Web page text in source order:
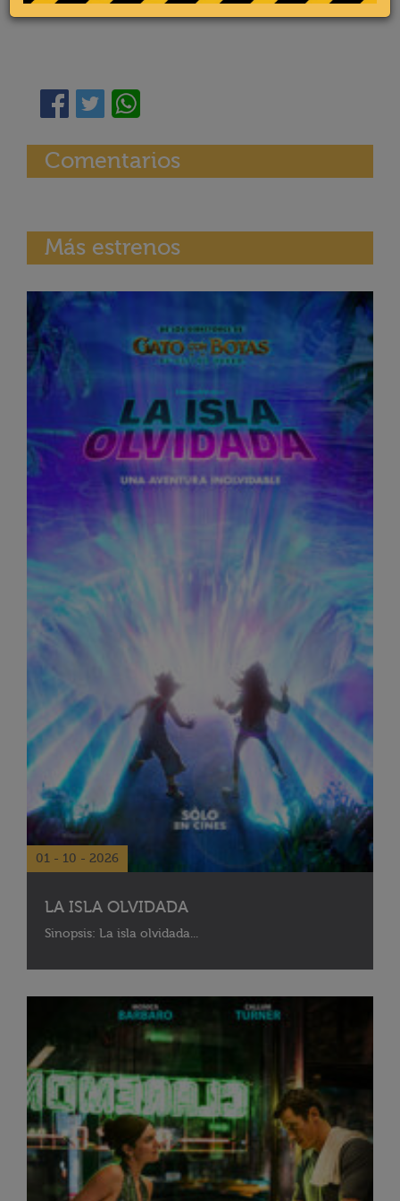
Comentarios
Más estrenos
01 - 10 - 2026
LA ISLA OLVIDADA
Sinopsis: La isla olvidada...